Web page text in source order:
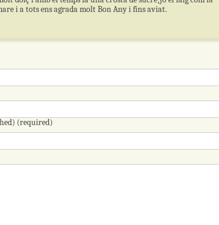
i a tots ens agrada molt Bon Any i fins aviat.
(required)